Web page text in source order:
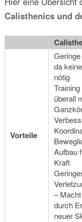
Calisthenics und
Vorteile
da
nötig
überall
Aufbau
Kraft
–
durch
neuer